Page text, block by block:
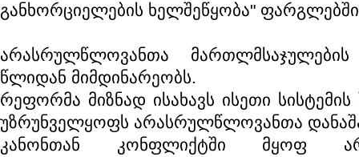
განხორციელების ხელშეწყობა"
არასრულწლოვანთა
წლიდან მიმდინარეობს.
რეფორმა მიზნად ისახავს ისეთი
უზრუნველყოფს არასრულწლოვანთა
კანონთან კონფლიქტში მყოფ